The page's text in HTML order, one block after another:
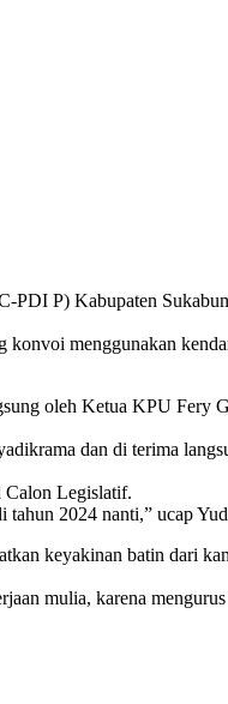
PDI P) Kabupaten
menggunakan
oleh Ketua KPU Fery
dan di terima
Calon Legislatif.
2024 nanti,” ucap
keyakinan batin dari
mulia, karena